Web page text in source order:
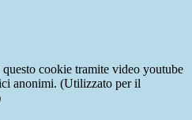
cookie tramite video youtube
anonimi. (Utilizzato per il